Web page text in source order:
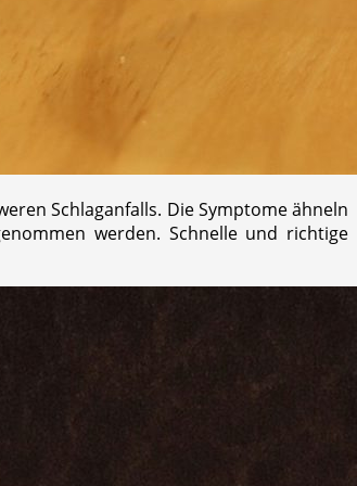
Schlaganfalls. Die Symptome ähneln
werden. Schnelle und richtige